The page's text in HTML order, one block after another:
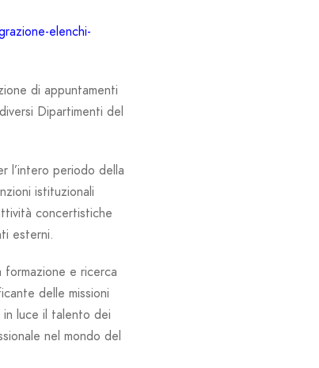
elenchi-
di appuntamenti
Dipartimenti del
l’intero periodo della
istituzionali
concertistiche
esterni.
formazione e ricerca
delle missioni
luce il talento dei
nel mondo del